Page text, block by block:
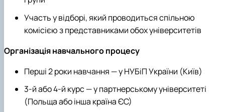
Участь у відборі, який проводиться спільною
комісією з представниками обох університетів
Організація навчального процесу
Перші 2 роки навчання — у НУБіП України (Київ)
3-й або 4-й курс — у партнерському університеті
(Польща або інша країна ЄС)